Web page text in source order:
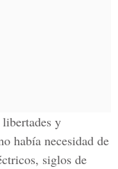
y
había necesidad de
siglos de